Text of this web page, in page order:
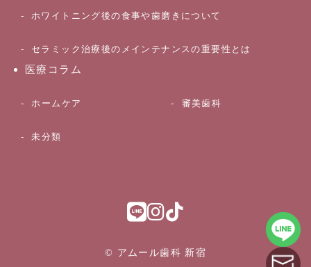
ホワイトニング後の食事や歯磨きについて
セラミック治療後のメインテナンスの重要性とは
医療コラム
ホームケア 審美歯科
未分類
© アムール歯科 新宿